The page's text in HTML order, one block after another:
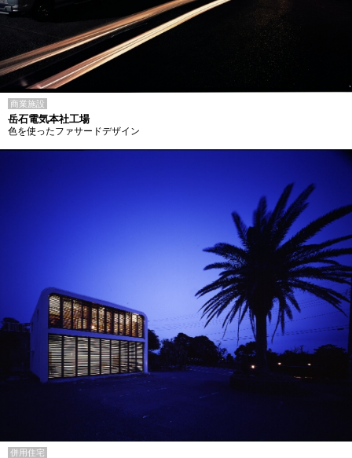
商業施設
岳石電気本社工場
色を使ったファサードデザイン
併用住宅